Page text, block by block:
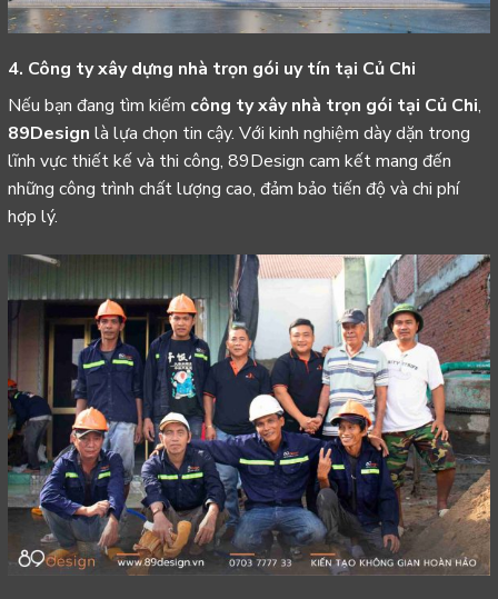
4. Công ty xây dựng nhà trọn gói uy tín tại Củ Chi
Nếu bạn đang tìm kiếm công ty xây nhà trọn gói tại Củ Chi,
89Design là lựa chọn tin cậy. Với kinh nghiệm dày dặn trong
lĩnh vực thiết kế và thi công, 89Design cam kết mang đến
những công trình chất lượng cao, đảm bảo tiến độ và chi phí
hợp lý.